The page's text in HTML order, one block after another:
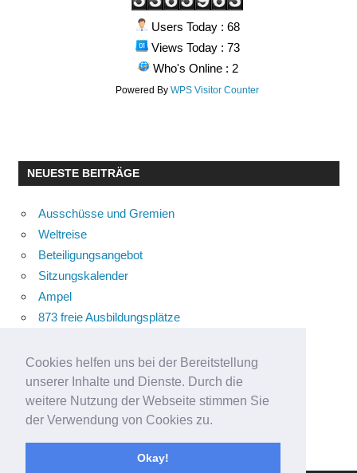
Cookies helfen uns bei der Bereitstellung
unserer Inhalte und Dienste. Durch die
weitere Nutzung der Webseite stimmen Sie
der Verwendung von Cookies zu.
Okay!
Users Today : 68
Views Today : 73
Who's Online : 2
Powered ByWPS Visitor Counter
NEUESTE BEITRÄGE
Ausschüsse und Gremien
Weltreise
Beteiligungsangebot
Sitzungskalender
Ampel
873 freie Ausbildungsplätze
Aktuelle Verkehrsmeldungen
Terracliff
Wärmeplanung
Demokratie-Tag 2026
Neuer Jahrgang